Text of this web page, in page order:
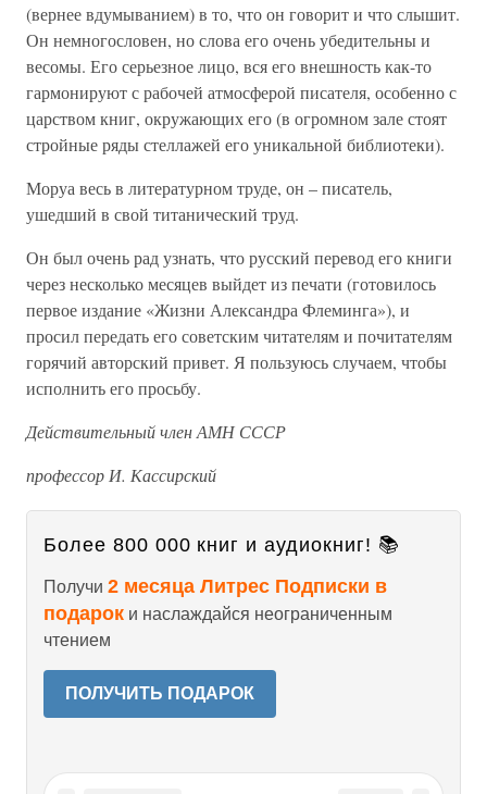
(вернее вдумыванием) в то, что он говорит и что слышит.
Он немногословен, но слова его очень убедительны и
весомы. Его серьезное лицо, вся его внешность как-то
гармонируют с рабочей атмосферой писателя, особенно с
царством книг, окружающих его (в огромном зале стоят
стройные ряды стеллажей его уникальной библиотеки).
Моруа весь в литературном труде, он – писатель,
ушедший в свой титанический труд.
Он был очень рад узнать, что русский перевод его книги
через несколько месяцев выйдет из печати (готовилось
первое издание «Жизни Александра Флеминга»), и
просил передать его советским читателям и почитателям
горячий авторский привет. Я пользуюсь случаем, чтобы
исполнить его просьбу.
Действительный член АМН СССР
профессор И. Кассирский
Более 800 000 книг и аудиокниг! 📚
Получи 2 месяца Литрес Подписки в
подарок и наслаждайся неограниченным
чтением
ПОЛУЧИТЬ ПОДАРОК